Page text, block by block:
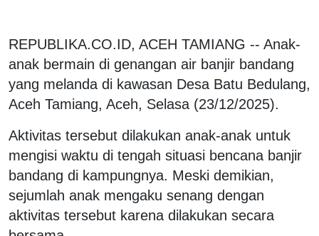
REPUBLIKA.CO.ID, ACEH TAMIANG -- Anak-
anak bermain di genangan air banjir bandang
yang melanda di kawasan Desa Batu Bedulang,
Aceh Tamiang, Aceh, Selasa (23/12/2025).
Aktivitas tersebut dilakukan anak-anak untuk
mengisi waktu di tengah situasi bencana banjir
bandang di kampungnya. Meski demikian,
sejumlah anak mengaku senang dengan
aktivitas tersebut karena dilakukan secara